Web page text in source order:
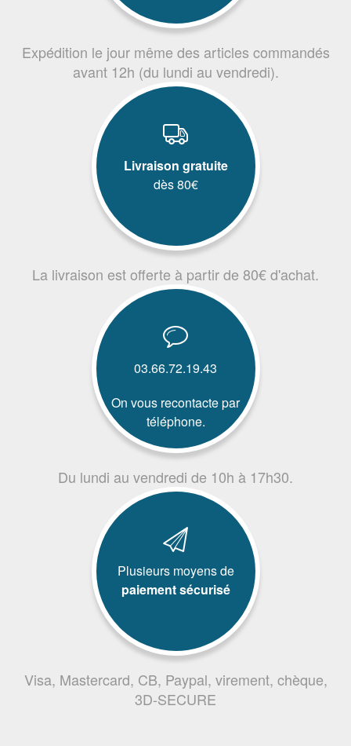
Expédition le jour même des articles commandés
avant 12h (du lundi au vendredi).
Livraison gratuite
dès 80€
La livraison est offerte à partir de 80€ d'achat.
03.66.72.19.43
On vous recontacte par
téléphone.
Du lundi au vendredi de 10h à 17h30.
Plusieurs moyens de
paiement sécurisé
Visa, Mastercard, CB, Paypal, virement, chèque,
3D-SECURE